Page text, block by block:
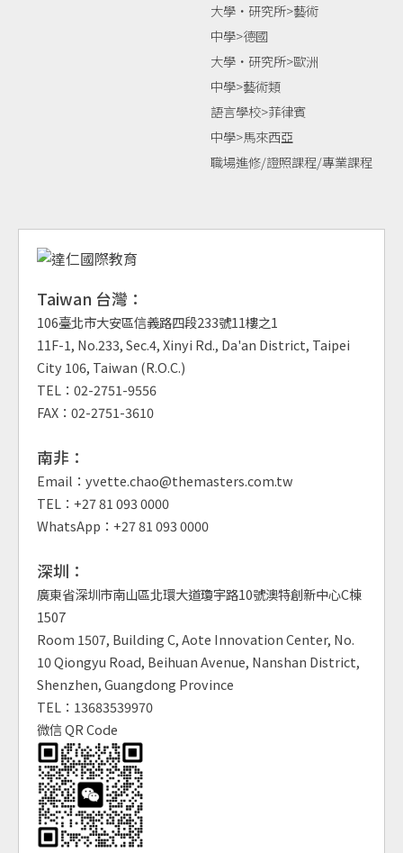
大學‧研究所>藝術
中學>德國
大學‧研究所>歐洲
中學>藝術類
語言學校>菲律賓
中學>馬來西亞
職場進修/證照課程/專業課程
Taiwan 台灣：
106臺北市大安區信義路四段233號11樓之1
11F-1, No.233, Sec.4, Xinyi Rd., Da'an District, Taipei
City 106, Taiwan (R.O.C.)
TEL：02-2751-9556
FAX：02-2751-3610
南非：
Email：yvette.chao@themasters.com.tw
TEL：+27 81 093 0000
WhatsApp：+27 81 093 0000
深圳：
廣東省深圳市南山區北環大道瓊宇路10號澳特創新中心C棟
1507
Room 1507, Building C, Aote Innovation Center, No.
10 Qiongyu Road, Beihuan Avenue, Nanshan District,
Shenzhen, Guangdong Province
TEL：13683539970
微信 QR Code